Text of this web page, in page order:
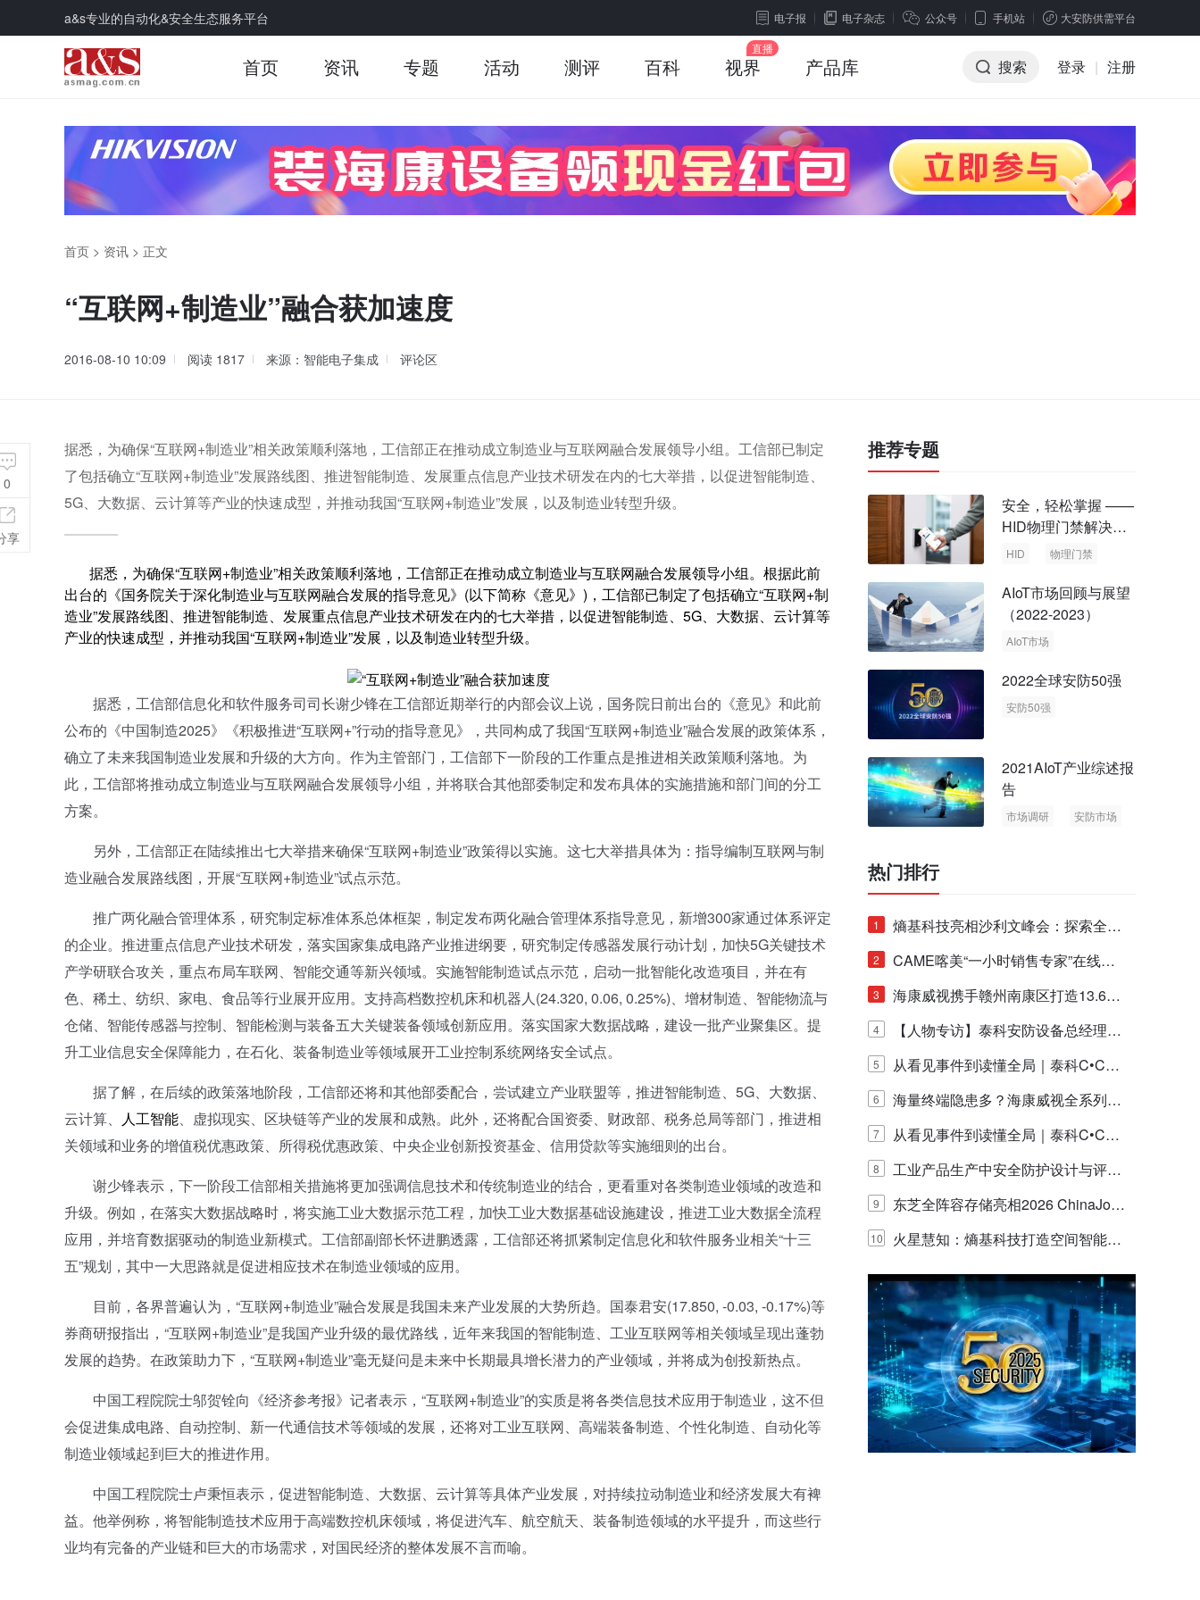
a&s专业的自动化&安全生态服务平台 电子报 电子杂志 公众号 手机站 大安防供需平台
首页 资讯 专题 活动 测评 百科 视界 产品库 搜索 登录 | 注册
首页 > 资讯 > 正文
“互联网+制造业”融合获加速度
2016-08-10 10:09 阅读 1817 来源：智能电子集成 评论区
据悉，为确保“互联网+制造业”相关政策顺利落地，工信部正在推动成立制造业与互联网融合发展领导小组。工信部已制定
了包括确立“互联网+制造业”发展路线图、推进智能制造、发展重点信息产业技术研发在内的七大举措，以促进智能制造、
5G、大数据、云计算等产业的快速成型，并推动我国“互联网+制造业”发展，以及制造业转型升级。
据悉，为确保“互联网+制造业”相关政策顺利落地，工信部正在推动成立制造业与互联网融合发展领导小组。根据此前
出台的《国务院关于深化制造业与互联网融合发展的指导意见》(以下简称《意见》)，工信部已制定了包括确立“互联网+制
造业”发展路线图、推进智能制造、发展重点信息产业技术研发在内的七大举措，以促进智能制造、5G、大数据、云计算等
产业的快速成型，并推动我国“互联网+制造业”发展，以及制造业转型升级。
据悉，工信部信息化和软件服务司司长谢少锋在工信部近期举行的内部会议上说，国务院日前出台的《意见》和此前
公布的《中国制造2025》《积极推进“互联网+”行动的指导意见》，共同构成了我国“互联网+制造业”融合发展的政策体系，
确立了未来我国制造业发展和升级的大方向。作为主管部门，工信部下一阶段的工作重点是推进相关政策顺利落地。为
此，工信部将推动成立制造业与互联网融合发展领导小组，并将联合其他部委制定和发布具体的实施措施和部门间的分工
方案。
另外，工信部正在陆续推出七大举措来确保“互联网+制造业”政策得以实施。这七大举措具体为：指导编制互联网与制
造业融合发展路线图，开展“互联网+制造业”试点示范。
推广两化融合管理体系，研究制定标准体系总体框架，制定发布两化融合管理体系指导意见，新增300家通过体系评定
的企业。推进重点信息产业技术研发，落实国家集成电路产业推进纲要，研究制定传感器发展行动计划，加快5G关键技术
产学研联合攻关，重点布局车联网、智能交通等新兴领域。实施智能制造试点示范，启动一批智能化改造项目，并在有
色、稀土、纺织、家电、食品等行业展开应用。支持高档数控机床和机器人(24.320, 0.06, 0.25%)、增材制造、智能物流与
仓储、智能传感器与控制、智能检测与装备五大关键装备领域创新应用。落实国家大数据战略，建设一批产业聚集区。提
升工业信息安全保障能力，在石化、装备制造业等领域展开工业控制系统网络安全试点。
据了解，在后续的政策落地阶段，工信部还将和其他部委配合，尝试建立产业联盟等，推进智能制造、5G、大数据、
云计算、 人工智能、虚拟现实、区块链等产业的发展和成熟。此外，还将配合国资委、财政部、税务总局等部门，推进相
关领域和业务的增值税优惠政策、所得税优惠政策、中央企业创新投资基金、信用贷款等实施细则的出台。
谢少锋表示，下一阶段工信部相关措施将更加强调信息技术和传统制造业的结合，更看重对各类制造业领域的改造和
升级。例如，在落实大数据战略时，将实施工业大数据示范工程，加快工业大数据基础设施建设，推进工业大数据全流程
应用，并培育数据驱动的制造业新模式。工信部副部长怀进鹏透露，工信部还将抓紧制定信息化和软件服务业相关“十三
五”规划，其中一大思路就是促进相应技术在制造业领域的应用。
目前，各界普遍认为，“互联网+制造业”融合发展是我国未来产业发展的大势所趋。国泰君安(17.850, -0.03, -0.17%)等
券商研报指出，“互联网+制造业”是我国产业升级的最优路线，近年来我国的智能制造、工业互联网等相关领域呈现出蓬勃
发展的趋势。在政策助力下，“互联网+制造业”毫无疑问是未来中长期最具增长潜力的产业领域，并将成为创投新热点。
中国工程院院士邬贺铨向《经济参考报》记者表示，“互联网+制造业”的实质是将各类信息技术应用于制造业，这不但
会促进集成电路、自动控制、新一代通信技术等领域的发展，还将对工业互联网、高端装备制造、个性化制造、自动化等
制造业领域起到巨大的推进作用。
中国工程院院士卢秉恒表示，促进智能制造、大数据、云计算等具体产业发展，对持续拉动制造业和经济发展大有裨
益。他举例称，将智能制造技术应用于高端数控机床领域，将促进汽车、航空航天、装备制造领域的水平提升，而这些行
业均有完备的产业链和巨大的市场需求，对国民经济的整体发展不言而喻。
0
享
推荐专题
安全，轻松掌握 ——
HID物理门禁解决方
案，启动智慧安全新
HID 物理门禁
AIoT市场回顾与展望
（2022-2023）
AIoT市场
2022全球安防50强
安防50强
2021AIoT产业综述报
告
市场调研
安防市场
热门排行
1
熵基科技亮相沙利文峰会：探索全栈
脑机技术商业化生态新路径
2
CAME喀美“一小时销售专家”在线赋
能培训正式启动！
3
海康威视携手赣州南康区打造13.6公
里绿波网
4
【人物专访】泰科安防设备总经理张
宁解码安防出海新范式
5
从看见事件到读懂全局｜泰科C•CUR
E IQ 3.20开启安防运营智能新时代
6
海量终端隐患多？海康威视全系列物
联安全产品，四层守护更放心！
7
从看见事件到读懂全局｜泰科C•CUR
E IQ 3.20开启安防运营智能新时代
8
工业产品生产中安全防护设计与评估
的实践与探讨
9
东芝全阵容存储亮相2026 ChinaJo
y，以海量数据底座赋能“与AI同游”新
体验
10
火星慧知：熵基科技打造空间智能时
代的认知中枢